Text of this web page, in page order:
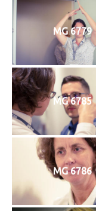
MG 6779
MG 6785
MG 6786